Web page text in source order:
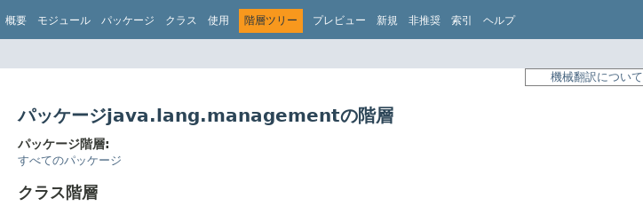
概要 モジュール パッケージ クラス 使用 階層ツリー プレビュー 新規 非推奨 索引 ヘルプ
機械翻訳について
パッケージjava.lang.managementの階層
パッケージ階層:
すべてのパッケージ
クラス階層